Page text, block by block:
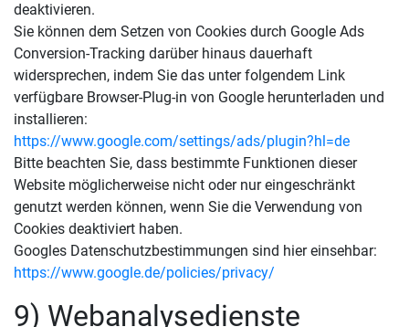
deaktivieren.
Sie können dem Setzen von Cookies durch Google Ads
Conversion-Tracking darüber hinaus dauerhaft
widersprechen, indem Sie das unter folgendem Link
verfügbare Browser-Plug-in von Google herunterladen und
installieren:
https://www.google.com/settings/ads/plugin?hl=de
Bitte beachten Sie, dass bestimmte Funktionen dieser
Website möglicherweise nicht oder nur eingeschränkt
genutzt werden können, wenn Sie die Verwendung von
Cookies deaktiviert haben.
Googles Datenschutzbestimmungen sind hier einsehbar:
https://www.google.de/policies/privacy/
9) Webanalysedienste